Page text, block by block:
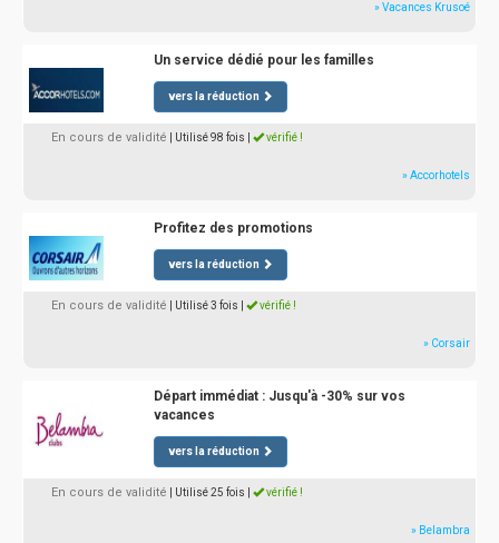
» Vacances Krusoé
Un service dédié pour les familles
vers la réduction
En cours de validité | Utilisé 98 fois vérifié !
» Accorhotels
Profitez des promotions
vers la réduction
En cours de validité | Utilisé 3 fois vérifié !
» Corsair
Départ immédiat : Jusqu'à -30% sur vos
vacances
vers la réduction
En cours de validité | Utilisé 25 fois vérifié !
» Belambra